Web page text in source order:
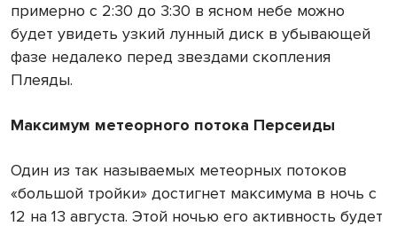
примерно с 2:30 до 3:30 в ясном небе можно
будет увидеть узкий лунный диск в убывающей
фазе недалеко перед звездами скопления
Плеяды.
Максимум метеорного потока Персеиды
Один из так называемых метеорных потоков
«большой тройки» достигнет максимума в ночь с
12 на 13 августа. Этой ночью его активность будет